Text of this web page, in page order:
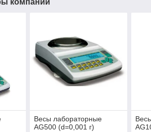
Весы лабораторные
AG500 (d=0,001 г)